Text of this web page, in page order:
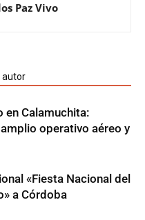
Paz Vivo
autor
en Calamuchita:
operativo aéreo y
«Fiesta Nacional del
a Córdoba